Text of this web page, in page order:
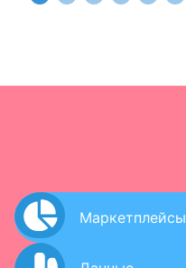
Маркетплейсы
Маркетплейсы